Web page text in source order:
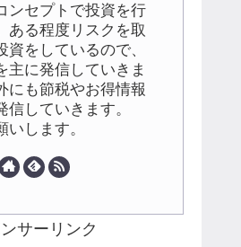
ンセプトで投資を行
ある程度リスクを取
資をしているので、
主に発信していきま
にも節税やお得情報
信していきます。
いします。
サーリンク